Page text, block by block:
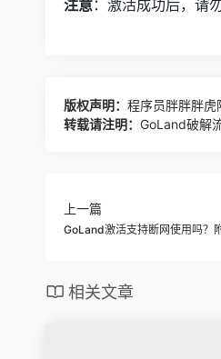
注意：激活成功后，请
版权声明： 程序员胖胖胖虎
转载请注明： GoLand破解
上一篇
GoLand激活支持断网使用吗？
相关文章